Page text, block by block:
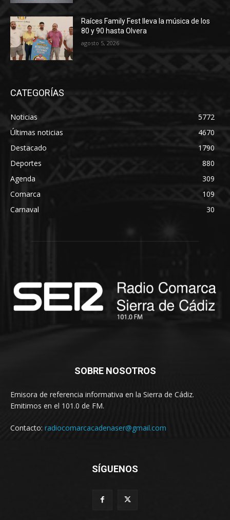
Raíces Family Fest lleva la música de los
80 y 90 hasta Olvera
agosto 5, 2026
CATEGORÍAS
Noticias
5772
Últimas noticias
4670
Destacado
1790
Deportes
880
Agenda
309
Comarca
109
Carnaval
30
SOBRE NOSOTROS
Emisora de referencia informativa en la Sierra de Cádiz.
Emitimos en el 101.0 de FM.
Contacto: radiocomarcacadenaser@gmail.com
SÍGUENOS